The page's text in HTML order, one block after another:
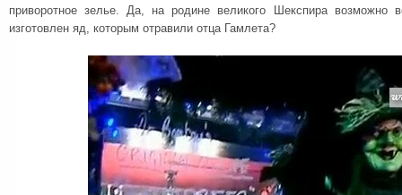
приворотное зелье. Да, на родине великого Шекспира
изготовлен яд, которым отравили отца Гамлета?